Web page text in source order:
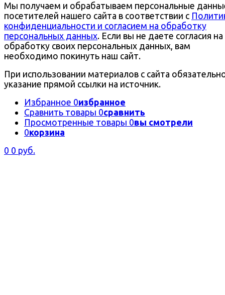
Мы получаем и обрабатываем персональные
посетителей нашего сайта в соответствии с
конфиденциальности и согласием на обработку
персональных данных. Если вы не даете согласия на
обработку своих персональных данных, вам
необходимо покинуть наш сайт.
При использовании материалов с сайта
указание прямой ссылки на источник.
Избранное 0избранное
Сравнить товары 0сравнить
Просмотренные товары 0вы смотрели
0корзина
0 0 руб.